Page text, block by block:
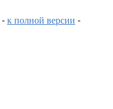
-к полной версии -